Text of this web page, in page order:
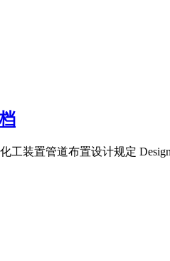
装置管道布置设计规定